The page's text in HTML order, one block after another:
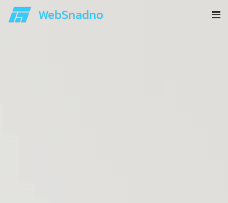
WebSnadno